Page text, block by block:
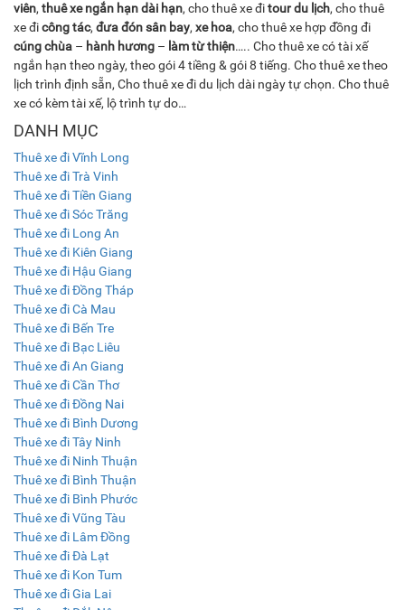
viên, thuê xe ngắn hạn dài hạn, cho thuê xe đitour du lịch, cho thuê
xe đicông tác, đưa đón sân bay, xe hoa, cho thuê xe hợp đồng đi
cúng chùa – hành hương – làm từ thiện….. Cho thuê xe có tài xế
ngắn hạn theo ngày, theo gói 4 tiềng & gói 8 tiếng. Cho thuê xe theo
lịch trình định sẵn, Cho thuê xe đi du lịch dài ngày tự chọn. Cho thuê
xe có kèm tài xế, lộ trình tự do…
DANH MỤC
Thuê xe đi Vĩnh Long
Thuê xe đi Trà Vinh
Thuê xe đi Tiền Giang
Thuê xe đi Sóc Trăng
Thuê xe đi Long An
Thuê xe đi Kiên Giang
Thuê xe đi Hậu Giang
Thuê xe đi Đồng Tháp
Thuê xe đi Cà Mau
Thuê xe đi Bến Tre
Thuê xe đi Bạc Liêu
Thuê xe đi An Giang
Thuê xe đi Cần Thơ
Thuê xe đi Đồng Nai
Thuê xe đi Bình Dương
Thuê xe đi Tây Ninh
Thuê xe đi Ninh Thuận
Thuê xe đi Bình Thuận
Thuê xe đi Bình Phước
Thuê xe đi Vũng Tàu
Thuê xe đi Lâm Đồng
Thuê xe đi Đà Lạt
Thuê xe đi Kon Tum
Thuê xe đi Gia Lai